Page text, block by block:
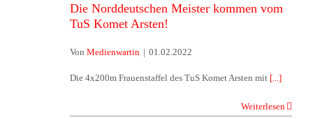
Die Norddeutschen Meister kommen vom
TuS Komet Arsten!
Von Medienwartin | 01.02.2022
Die 4x200m Frauenstaffel des TuS Komet Arsten mit[...]
Weiterlesen